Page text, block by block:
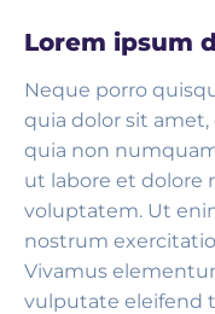
Lorem ipsum
Neque porro
quia dolor sit
quia non
ut labore et dolore
voluptatem. Ut
nostrum
Vivamus
vulputate eleifend